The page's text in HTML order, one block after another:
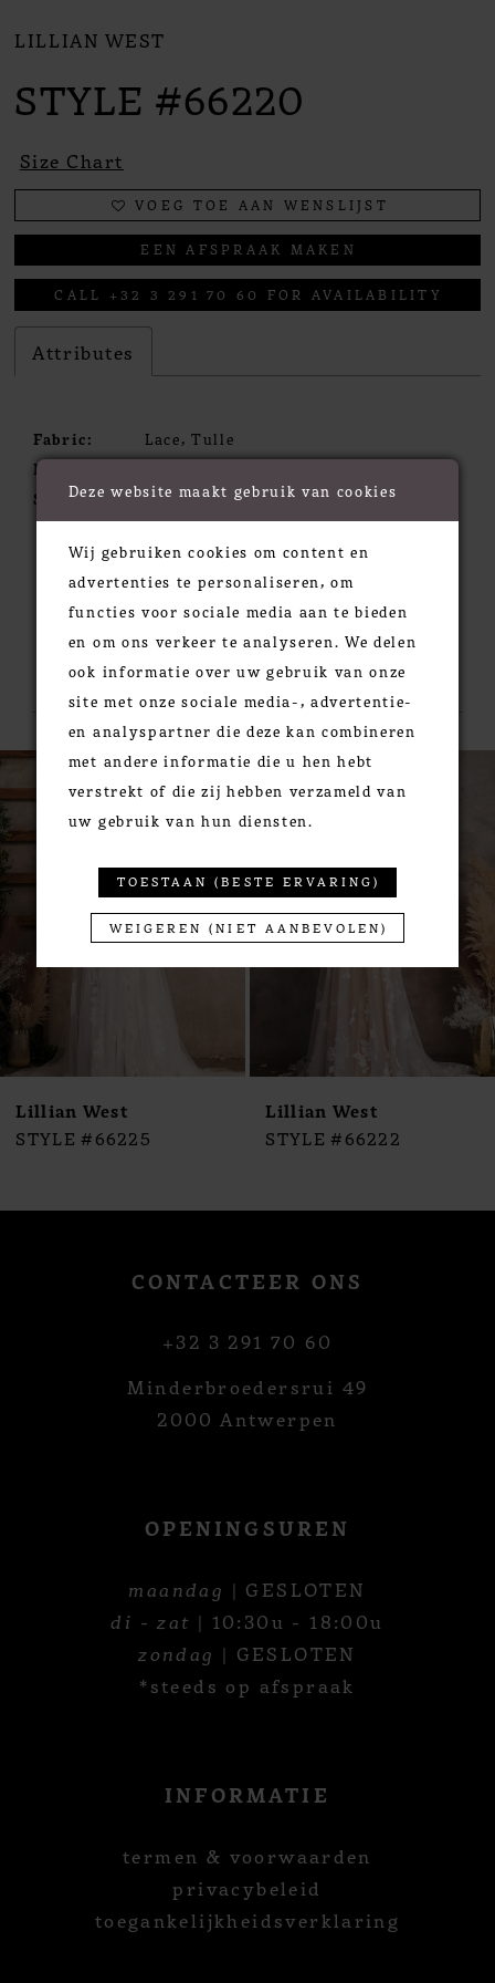
LILLIAN WEST
STYLE #66220
Size Chart
VOEG TOE AAN WENSLIJST
EEN AFSPRAAK MAKEN
CALL +32 3 291 70 60 FOR AVAILABILITY
Attributes
Fabric:
Lace, Tulle
Neckline:
Silhouette:
Fit & Flare
RELATED PRODUCTS
Related
Products
Carousel
Skip
to
PAUSE AUTOPLAY
PREVIOUS SLIDE
NEXT SLIDE
0
1
2
Lillian West
STYLE #66225
Lillian West
STYLE #66222
CONTACTEER ONS
+32 3 291 70 60
Minderbroedersrui 49
2000 Antwerpen
OPENINGSUREN
maandag | GESLOTEN
di - zat | 10:30u - 18:00u
zondag | GESLOTEN
*steeds op afspraak
INFORMATIE
termen & voorwaarden
privacybeleid
toegankelijkheidsverklaring
Deze website maakt gebruik van cookies
Wij gebruiken cookies om content en
advertenties te personaliseren, om
functies voor sociale media aan te bieden
en om ons verkeer te analyseren. We delen
ook informatie over uw gebruik van onze
site met onze sociale media-, advertentie-
en analyspartner die deze kan combineren
met andere informatie die u hen hebt
verstrekt of die zij hebben verzameld van
uw gebruik van hun diensten.
TOESTAAN (BESTE ERVARING)
WEIGEREN (NIET AANBEVOLEN)